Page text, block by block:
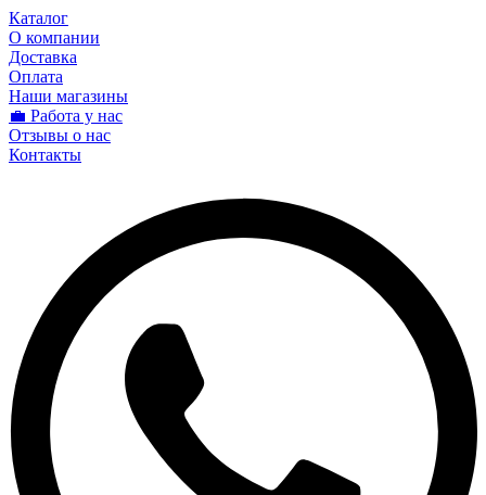
Каталог
О компании
Доставка
Оплата
Наши магазины
💼 Работа у нас
Отзывы о нас
Контакты